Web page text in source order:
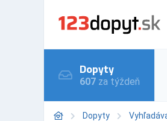
Dopyty
607 za týždeň
Dopyty